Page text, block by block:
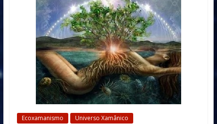
Ecoxamanismo Universo Xamânico